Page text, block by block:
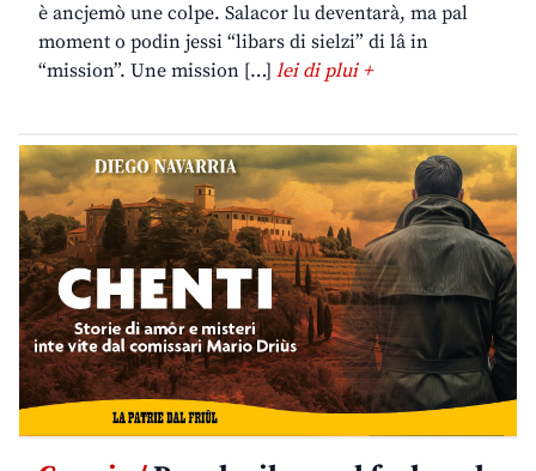
è ancjemò une colpe. Salacor lu deventarà, ma pal
moment o podin jessi “libars di sielzi” di lâ in
“mission”. Une mission […] lei di plui +